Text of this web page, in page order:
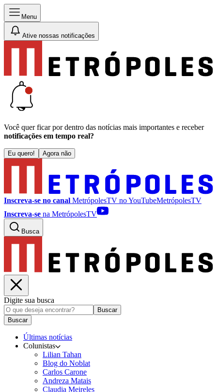
Menu
Ative nossas notificações
Você quer ficar por dentro das notícias mais importantes e receber
notificações em tempo real?
Eu quero! Agora não
Inscreva-se no canal MetrópolesTV noYouTubeMetrópolesTV
Inscreva-se na MetrópolesTV
Busca
Digite sua busca
Buscar
Buscar
Últimas notícias
Colunistas
Lilian Tahan
Blog do Noblat
Carlos Carone
Andreza Matais
Claudia Meireles